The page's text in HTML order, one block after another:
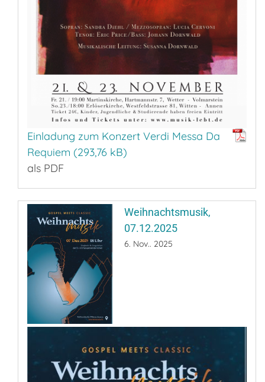
Einladung zum Konzert Verdi Messa Da
Requiem
als PDF
Weihnachtsmusik,
07.12.2025
6. Nov.. 2025